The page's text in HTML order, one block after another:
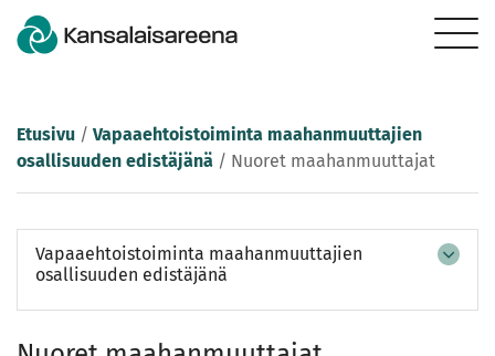
Etusivu / Vapaaehtoistoiminta maahanmuuttajien
osallisuuden edistäjänä / Nuoret maahanmuuttajat
Vapaaehtoistoiminta maahanmuuttajien
osallisuuden edistäjänä